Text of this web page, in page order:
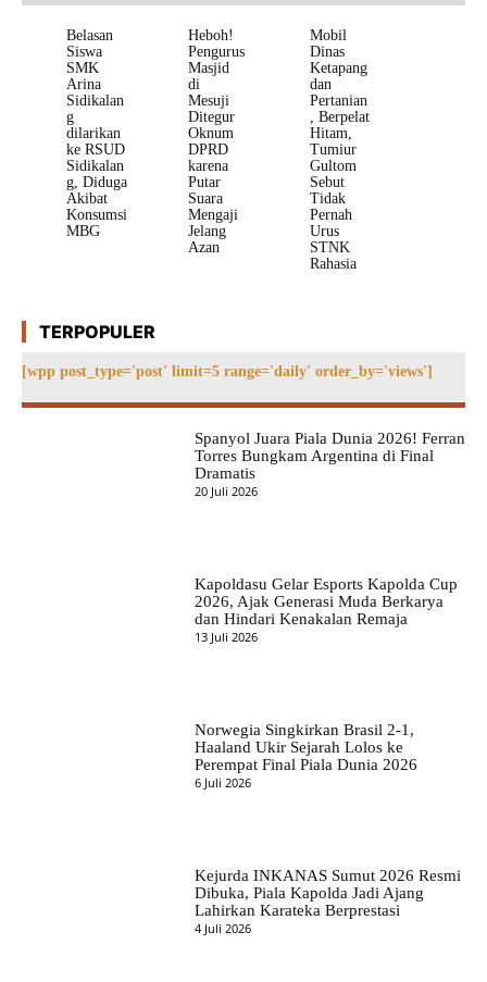
Belasan
Siswa
SMK
Arina
Sidikalan
g
dilarikan
ke RSUD
Sidikalan
g, Diduga
Akibat
Konsumsi
MBG
Heboh!
Pengurus
Masjid
di
Mesuji
Ditegur
Oknum
DPRD
karena
Putar
Suara
Mengaji
Jelang
Azan
Mobil
Dinas
Ketapang
dan
Pertanian
, Berpelat
Hitam,
Tumiur
Gultom
Sebut
Tidak
Pernah
Urus
STNK
Rahasia
TERPOPULER
[wpp post_type='post' limit=5 range='daily' order_by='views']
Spanyol Juara Piala Dunia 2026! Ferran
Torres Bungkam Argentina di Final
Dramatis
20 Juli 2026
Kapoldasu Gelar Esports Kapolda Cup
2026, Ajak Generasi Muda Berkarya
dan Hindari Kenakalan Remaja
13 Juli 2026
Norwegia Singkirkan Brasil 2-1,
Haaland Ukir Sejarah Lolos ke
Perempat Final Piala Dunia 2026
6 Juli 2026
Kejurda INKANAS Sumut 2026 Resmi
Dibuka, Piala Kapolda Jadi Ajang
Lahirkan Karateka Berprestasi
4 Juli 2026